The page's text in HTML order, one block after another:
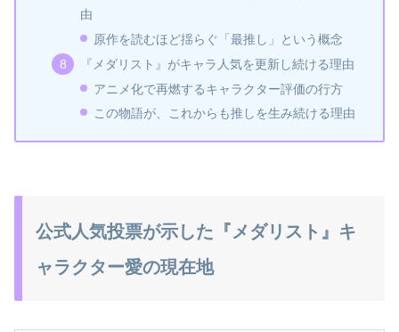
由
原作を読むほど揺らぐ「最推し」という概念
『メダリスト』がキャラ人気を更新し続ける理由
アニメ化で再燃するキャラクター評価の行方
この物語が、これからも推しを生み続ける理由
公式人気投票が示した『メダリスト』キ
ャラクター愛の現在地